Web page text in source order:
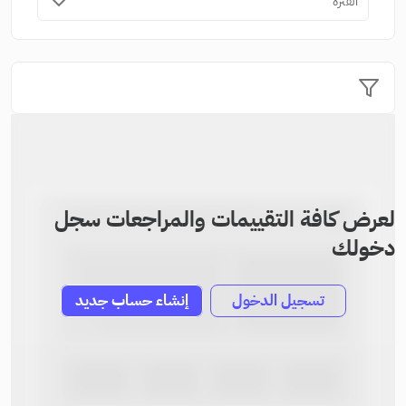
لعرض كافة التقييمات والمراجعات سجل
دخولك
تسجيل الدخول إنشاء حساب جديد